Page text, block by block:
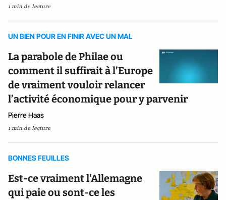
1 min de lecture
UN BIEN POUR EN FINIR AVEC UN MAL
La parabole de Philae ou
comment il suffirait à l’Europe
de vraiment vouloir relancer
l’activité économique pour y parvenir
Pierre Haas
1 min de lecture
BONNES FEUILLES
Est-ce vraiment l'Allemagne
qui paie ou sont-ce les